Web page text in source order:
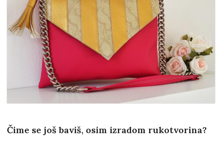
Čime se još baviš, osim izradom rukotvorina?